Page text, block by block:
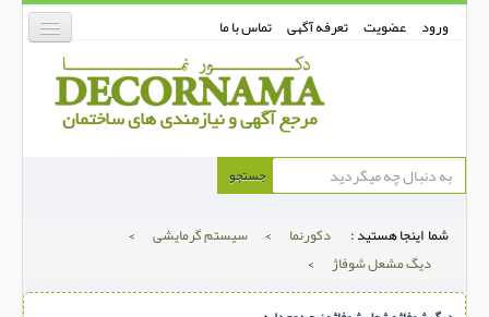
ورود عضویت تعرفه آگهی تماس با ما
دکورنما
دیوارپوش
دکوراسیون داخلی
جستجو
شما اینجا هستید : دکورنما > سیستم گرمایشی
>
دیگ مشعل شوفاژ
>